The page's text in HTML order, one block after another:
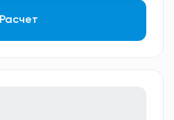
Расчет